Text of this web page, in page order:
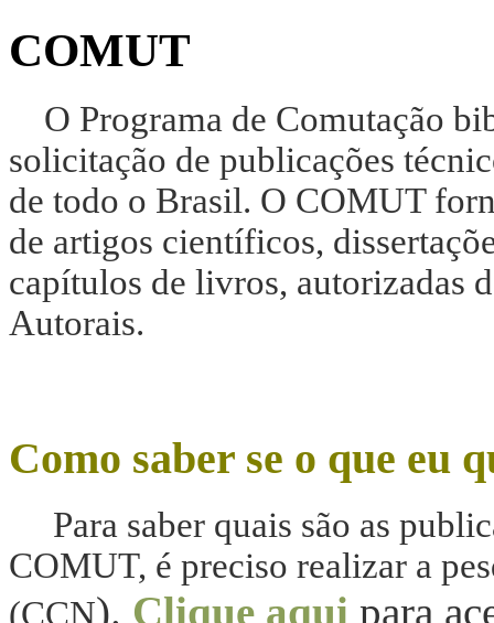
COMUT
O Programa de Comutação
solicitação de publicações
de todo o Brasil. O COMUT
de artigos científicos,
capítulos de livros, autorizadas
Autorais.
Como saber se o que
Para saber quais são as
COMUT, é preciso realizar a
(CCN). Clique aqui para